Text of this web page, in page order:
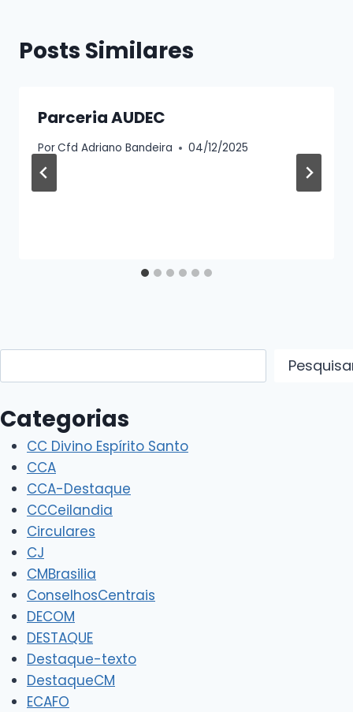
Posts Similares
Parceria AUDEC
PorCfd Adriano Bandeira 04/12/2025
Categorias
CC Divino Espírito Santo
CCA
CCA-Destaque
CCCeilandia
Circulares
CJ
CMBrasilia
ConselhosCentrais
DECOM
DESTAQUE
Destaque-texto
DestaqueCM
ECAFO